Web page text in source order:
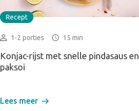
Recept
1-2 porties 15 min
Konjac-rijst met snelle pindasaus en
paksoi
Lees meer